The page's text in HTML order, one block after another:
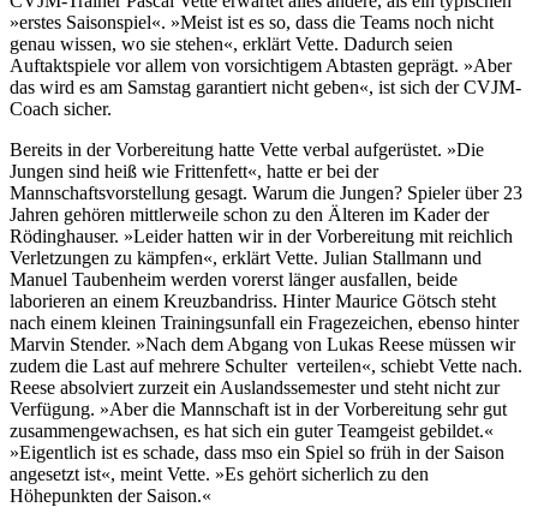
»erstes Saisonspiel«. »Meist ist es so, dass die Teams noch nicht
genau wissen, wo sie stehen«, erklärt Vette. Dadurch seien
Auftaktspiele vor allem von vorsichtigem Abtasten geprägt. »Aber
das wird es am Samstag garantiert nicht geben«, ist sich der CVJM-
Coach sicher.
Bereits in der Vorbereitung hatte Vette verbal aufgerüstet. »Die
Jungen sind heiß wie Frittenfett«, hatte er bei der
Mannschaftsvorstellung gesagt. Warum die Jungen? Spieler über 23
Jahren gehören mittlerweile schon zu den Älteren im Kader der
Rödinghauser. »Leider hatten wir in der Vorbereitung mit reichlich
Verletzungen zu kämpfen«, erklärt Vette. Julian Stallmann und
Manuel Taubenheim werden vorerst länger ausfallen, beide
laborieren an einem Kreuzbandriss. Hinter Maurice Götsch steht
nach einem kleinen Trainingsunfall ein Fragezeichen, ebenso hinter
Marvin Stender. »Nach dem Abgang von Lukas Reese müssen wir
zudem die Last auf mehrere Schulter verteilen«, schiebt Vette nach.
Reese absolviert zurzeit ein Auslandssemester und steht nicht zur
Verfügung. »Aber die Mannschaft ist in der Vorbereitung sehr gut
zusammengewachsen, es hat sich ein guter Teamgeist gebildet.«
»Eigentlich ist es schade, dass mso ein Spiel so früh in der Saison
angesetzt ist«, meint Vette. »Es gehört sicherlich zu den
Höhepunkten der Saison.«